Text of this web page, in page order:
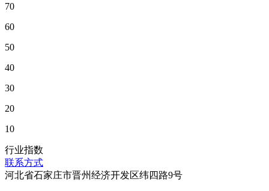
70
60
50
40
30
20
10
行业指数
联系方式
河北省石家庄市晋州经济开发区纬四路9号